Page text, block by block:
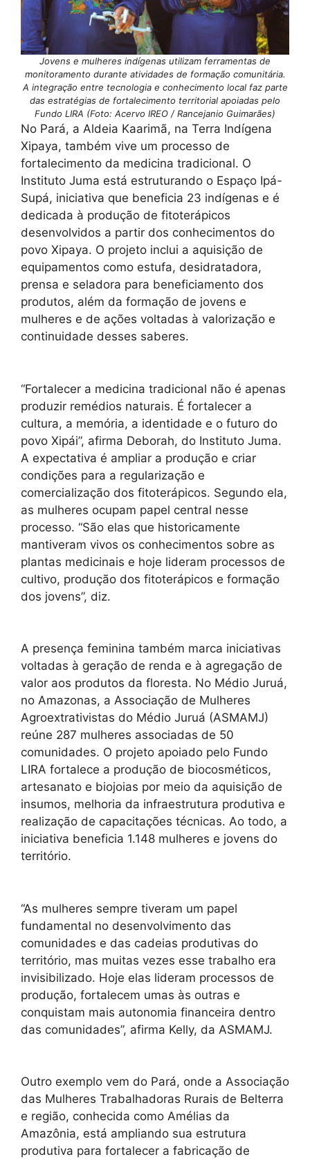
Jovens e mulheres indígenas utilizam ferramentas de
monitoramento durante atividades de formação comunitária.
A integração entre tecnologia e conhecimento local faz parte
das estratégias de fortalecimento territorial apoiadas pelo
Fundo LIRA (Foto: Acervo IREO / Rancejanio Guimarães)
No Pará, a Aldeia Kaarimã, na Terra Indígena
Xipaya, também vive um processo de
fortalecimento da medicina tradicional. O
Instituto Juma está estruturando o Espaço Ipá-
Supá, iniciativa que beneficia 23 indígenas e é
dedicada à produção de fitoterápicos
desenvolvidos a partir dos conhecimentos do
povo Xipaya. O projeto inclui a aquisição de
equipamentos como estufa, desidratadora,
prensa e seladora para beneficiamento dos
produtos, além da formação de jovens e
mulheres e de ações voltadas à valorização e
continuidade desses saberes.
“Fortalecer a medicina tradicional não é apenas
produzir remédios naturais. É fortalecer a
cultura, a memória, a identidade e o futuro do
povo Xipái”, afirma Deborah, do Instituto Juma.
A expectativa é ampliar a produção e criar
condições para a regularização e
comercialização dos fitoterápicos. Segundo ela,
as mulheres ocupam papel central nesse
processo. “São elas que historicamente
mantiveram vivos os conhecimentos sobre as
plantas medicinais e hoje lideram processos de
cultivo, produção dos fitoterápicos e formação
dos jovens”, diz.
A presença feminina também marca iniciativas
voltadas à geração de renda e à agregação de
valor aos produtos da floresta. No Médio Juruá,
no Amazonas, a Associação de Mulheres
Agroextrativistas do Médio Juruá (ASMAMJ)
reúne 287 mulheres associadas de 50
comunidades. O projeto apoiado pelo Fundo
LIRA fortalece a produção de biocosméticos,
artesanato e biojoias por meio da aquisição de
insumos, melhoria da infraestrutura produtiva e
realização de capacitações técnicas. Ao todo, a
iniciativa beneficia 1.148 mulheres e jovens do
território.
“As mulheres sempre tiveram um papel
fundamental no desenvolvimento das
comunidades e das cadeias produtivas do
território, mas muitas vezes esse trabalho era
invisibilizado. Hoje elas lideram processos de
produção, fortalecem umas às outras e
conquistam mais autonomia financeira dentro
das comunidades”, afirma Kelly, da ASMAMJ.
Outro exemplo vem do Pará, onde a Associação
das Mulheres Trabalhadoras Rurais de Belterra
e região, conhecida como Amélias da
Amazônia, está ampliando sua estrutura
produtiva para fortalecer a fabricação de